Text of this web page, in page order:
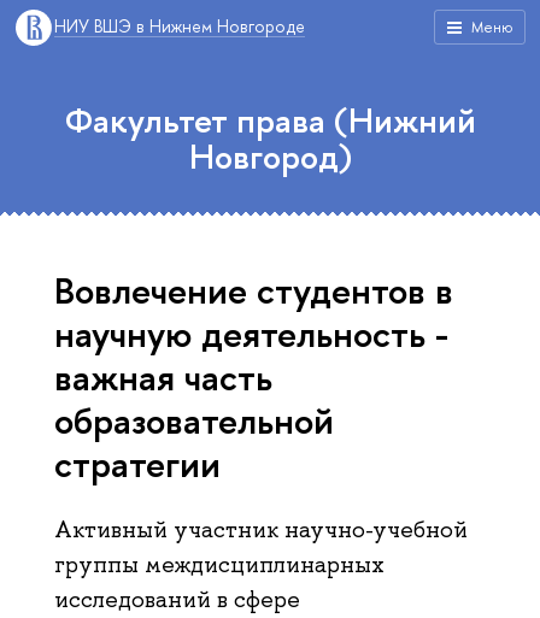
Меню
НИУ ВШЭ в Нижнем Новгороде
Факультет права (Нижний
Новгород)
Вовлечение студентов в
научную деятельность -
важная часть
образовательной
стратегии
Активный участник научно-учебной
группы междисциплинарных
исследований в сфере